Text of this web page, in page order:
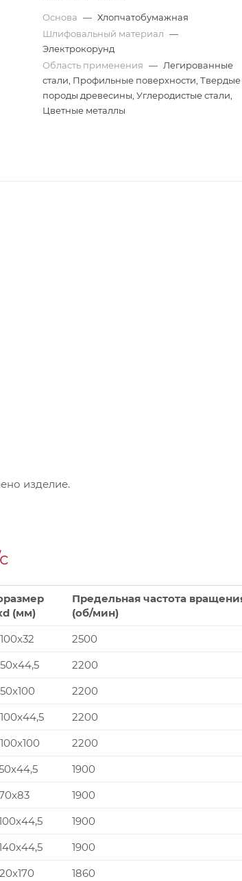
Основа — Хлопчатобумажная
Шлифовальный материал —
Электрокорунд
Область применения — Легированные
стали, Профильные поверхности, Твердые
породы древесины, Углеродистые стали,
Цветные металлы
изделие.
(мм)
Предельная частота
(об/мин)
2500
2200
2200
2200
2200
1900
1900
1900
1900
1860